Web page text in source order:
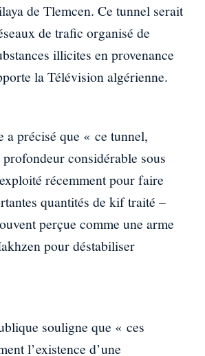
de Tlemcen. Ce tunnel serait
de trafic organisé de
illicites en provenance
la Télévision algérienne.
a précisé que « ce tunnel,
considérable sous
récemment pour faire
quantités de kif traité –
perçue comme une arme
pour déstabiliser
souligne que « ces
l’existence d’une